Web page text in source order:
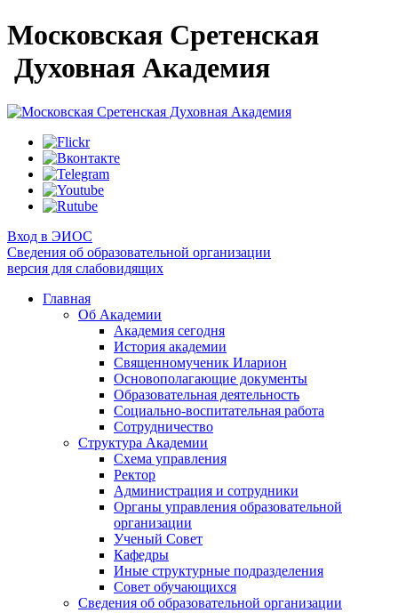
Московская Сретенская
Духовная Академия
Вход в ЭИОС
Сведения об образовательной организации
версия для слабовидящих
Главная
Об Академии
Академия сегодня
История академии
Священномученик Иларион
Основополагающие документы
Образовательная деятельность
Социально-воспитательная работа
Сотрудничество
Структура Академии
Схема управления
Ректор
Администрация и сотрудники
Органы управления образовательной
организации
Ученый Совет
Кафедры
Иные структурные подразделения
Совет обучающихся
Сведения об образовательной организации